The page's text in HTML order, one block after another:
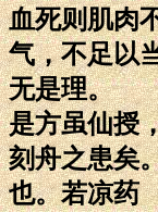
血死则肌肉
气，不足以
无是理。
是方虽仙授
刻舟之患矣
也。若凉药